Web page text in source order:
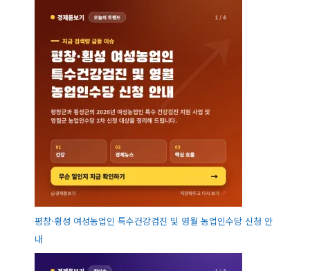
평창·횡성 여성농업인 특수건강검진 및 영월 농업인수당 신청 안
내